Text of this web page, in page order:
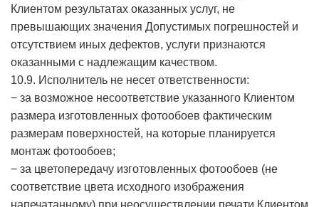
Клиентом результатах оказанных услуг, не
превышающих значения Допустимых погрешностей и
отсутствием иных дефектов, услуги признаются
оказанными с надлежащим качеством.
10.9. Исполнитель не несет ответственности:
− за возможное несоответствие указанного Клиентом
размера изготовленных фотообоев фактическим
размерам поверхностей, на которые планируется
монтаж фотообоев;
− за цветопередачу изготовленных фотообоев (не
соответствие цвета исходного изображения